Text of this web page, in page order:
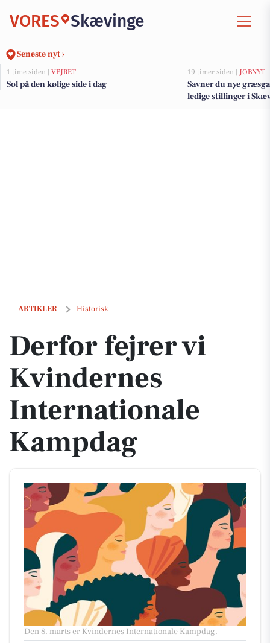
VORES Skævinge
Seneste nyt ›
1 time siden | VEJRET
Sol på den kølige side i dag
19 timer siden | JOBNYT
Savner du nye
ledige stillinger i
ARTIKLER Historisk
Derfor fejrer vi Kvindernes Internationale Kampdag
Derfor fejrer vi
Kvindernes
Internationale
Kampdag
Den 8. marts er Kvindernes Internationale Kampdag.